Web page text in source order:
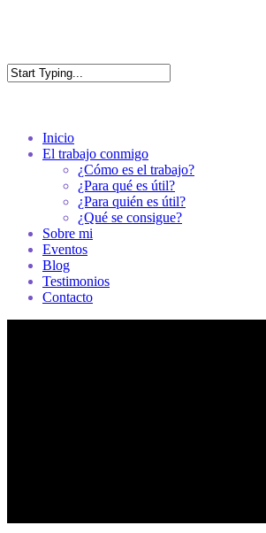
content
Menu
Inicio
El trabajo conmigo
¿Cómo es el trabajo?
¿Para qué es útil?
¿Para quién es útil?
¿Qué se consigue?
Sobre mi
Eventos
Blog
Testimonios
Contacto